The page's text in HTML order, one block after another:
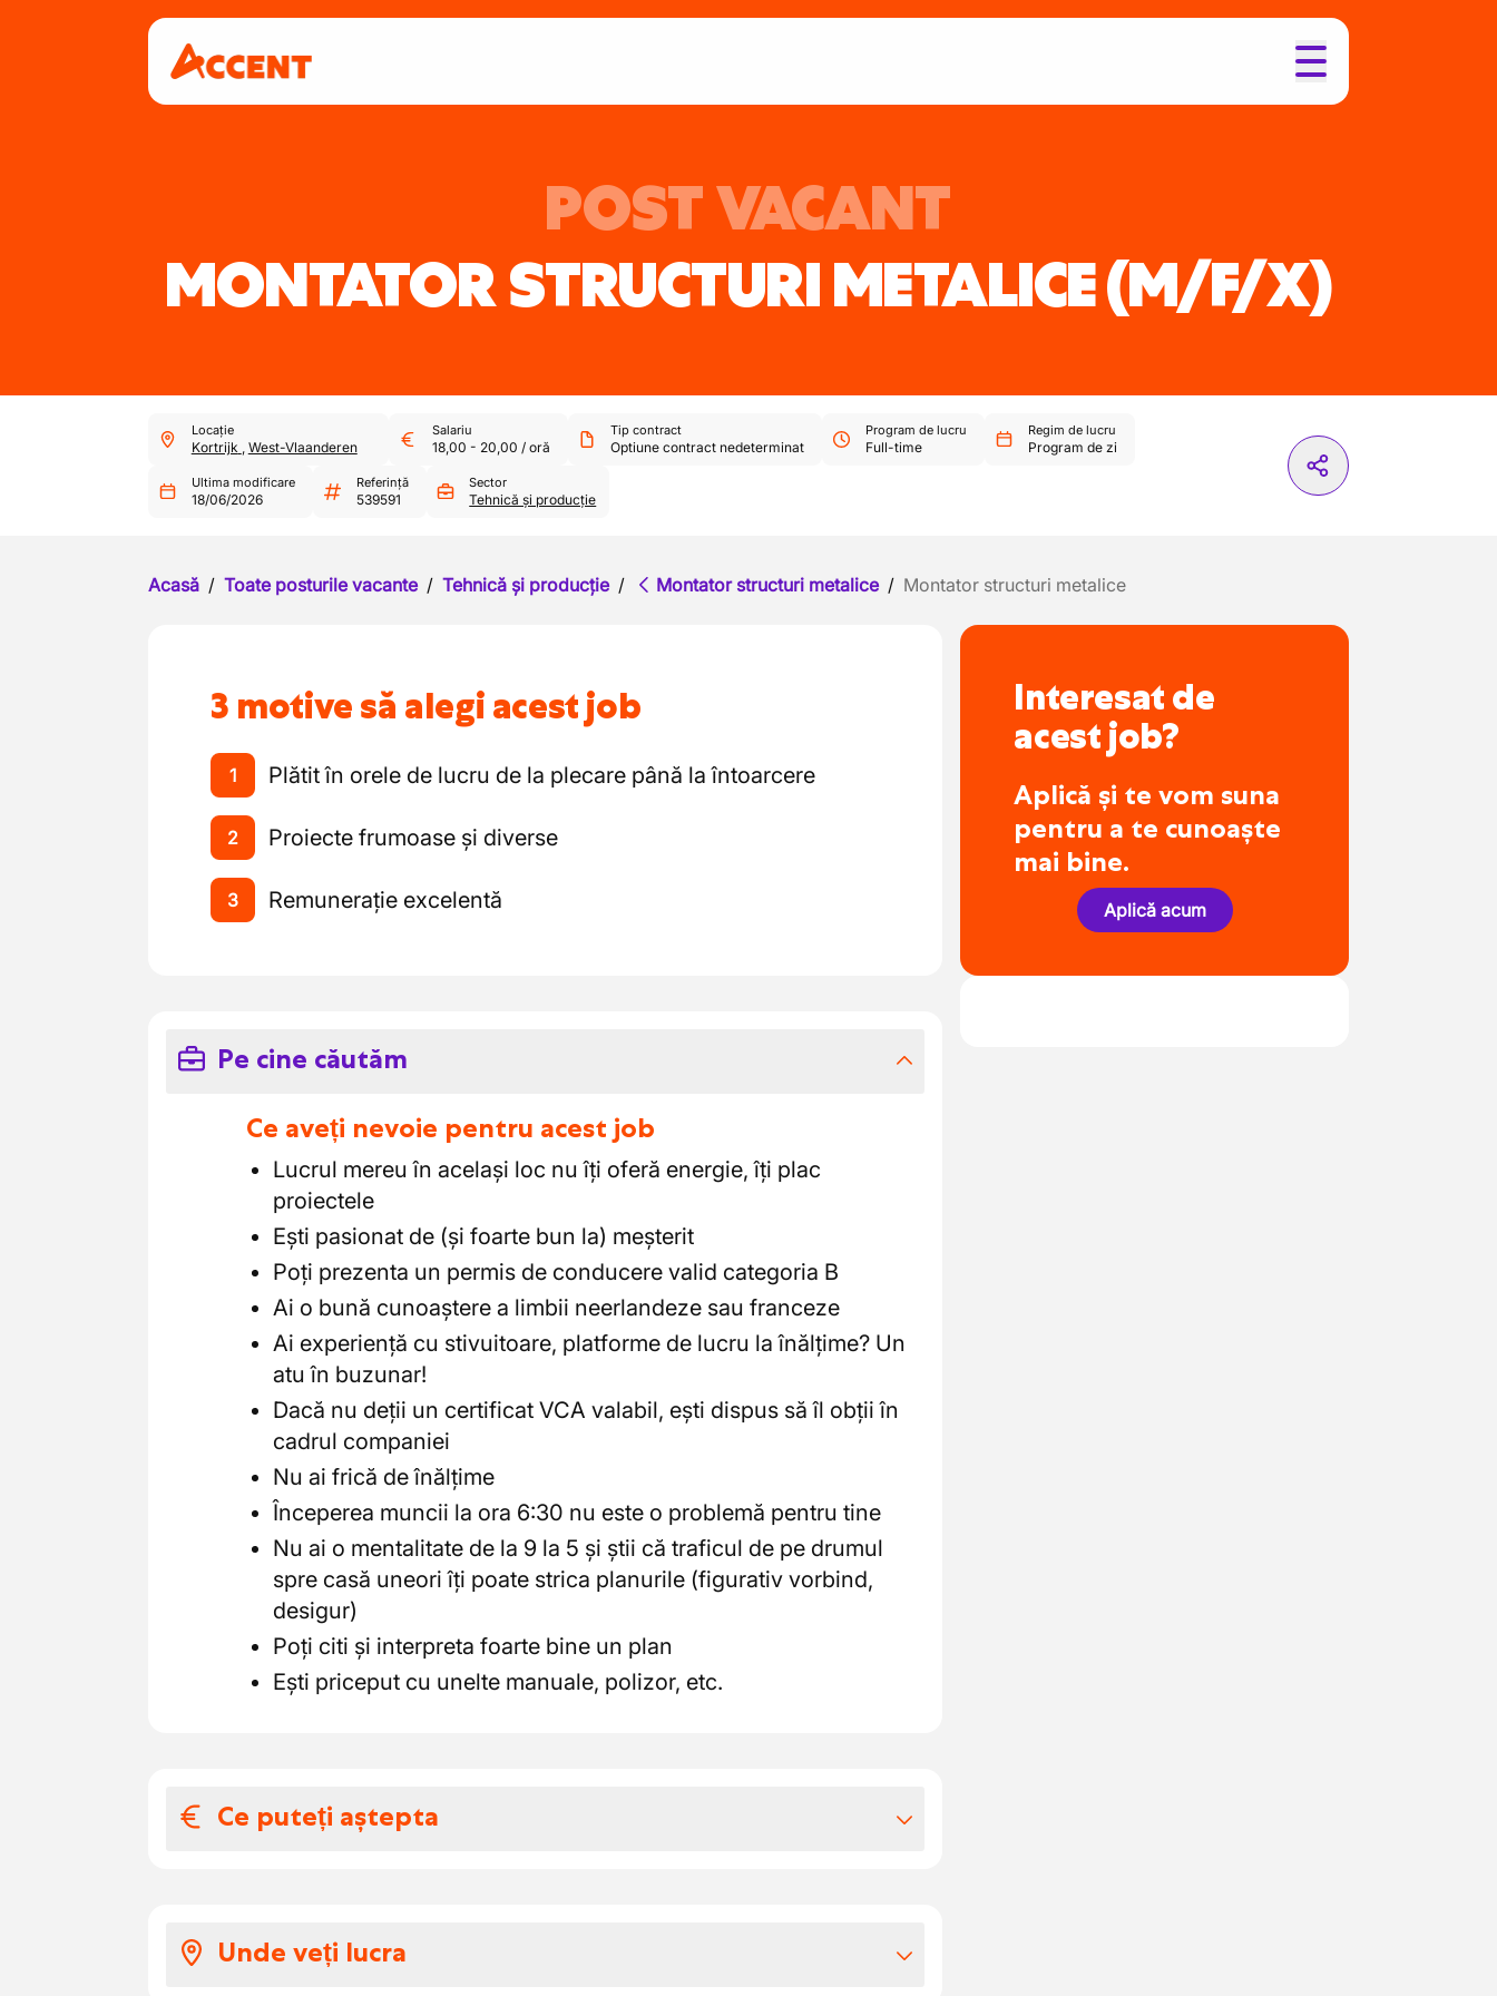
POST VACANT
MONTATOR STRUCTURI METALICE(M/F/X)
Locație
Kortrijk , West-Vlaanderen
Salariu
18,00 - 20,00 / oră
Tip contract
Optiune contract nedeterminat
Program de lucru
Full-time
Regim de lucru
Program de zi
Ultima modificare
18/06/2026
Referință
539591
Sector
Tehnică și producție
Acasă / Toate posturile vacante / Tehnică și producție / Montator structuri metalice / Montator structuri metalice
3 motive să alegi acest job
1 Plătit în orele de lucru de la plecare până la întoarcere
2 Proiecte frumoase și diverse
3 Remunerație excelentă
Pe cine căutăm
Ce aveți nevoie pentru acest job
Lucrul mereu în același loc nu îți oferă energie, îți plac
proiectele
Ești pasionat de (și foarte bun la) meșterit
Poți prezenta un permis de conducere valid categoria B
Ai o bună cunoaștere a limbii neerlandeze sau franceze
Ai experiență cu stivuitoare, platforme de lucru la înălțime? Un
atu în buzunar!
Dacă nu deții un certificat VCA valabil, ești dispus să îl obții în
cadrul companiei
Nu ai frică de înălțime
Începerea muncii la ora 6:30 nu este o problemă pentru tine
Nu ai o mentalitate de la 9 la 5 și știi că traficul de pe drumul
spre casă uneori îți poate strica planurile (figurativ vorbind,
desigur)
Poți citi și interpreta foarte bine un plan
Ești priceput cu unelte manuale, polizor, etc.
Ce puteți aștepta
În funcție de experiența ta, salariul tău este între 18 și 20 euro
Unde veți lucra
Interesat de
acest job?
Aplică și te vom suna
pentru a te cunoaște
mai bine.
Aplică acum